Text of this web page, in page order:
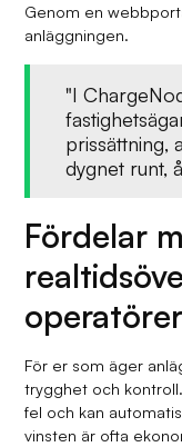
Genom en
anläggningen.
"I
prissättning,
dygnet runt,
Fördelar
För er som äger
trygghet och
fel och kan
vinsten är ofta